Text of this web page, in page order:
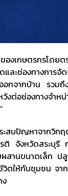
งเกษตรกรโดย
ะช่องทางการจั
กจากบ้าน รวมถึ
งต่อช่องทางจำห
บปัญหาจากวิกฤ
รติ จังหวัดสระบุ
ผสานขนาดเล็ก
ให้กับชุมชน จาก
ง